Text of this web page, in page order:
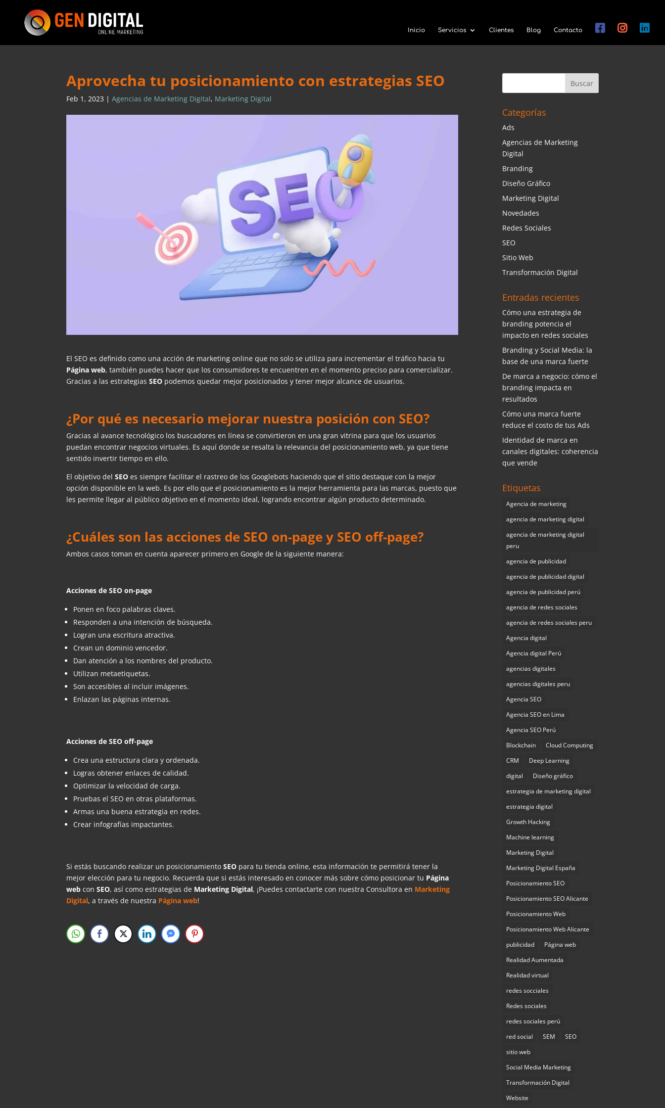
Inicio Servicios Clientes Blog Contacto
Aprovecha tu posicionamiento con estrategias SEO
Feb 1, 2023 |Agencias de Marketing Digital, Marketing Digital
El SEO es definido como una acción de marketing online que no solo se utiliza para incrementar el tráfico hacia tu
Página web, también puedes hacer que los consumidores te encuentren en el momento preciso para comercializar.
Gracias a las estrategiasSEO podemos quedar mejor posicionados y tener mejor alcance de usuarios.
¿Por qué es necesario mejorar nuestra posición con SEO?
Gracias al avance tecnológico los buscadores en línea se convirtieron en una gran vitrina para que los usuarios
puedan encontrar negocios virtuales. Es aquí donde se resalta la relevancia del posicionamiento web, ya que tiene
sentido invertir tiempo en ello.
El objetivo delSEOes siempre facilitar el rastreo de los Googlebots haciendo que el sitio destaque con la mejor
opción disponible en la web. Es por ello que el posicionamiento es la mejor herramienta para las marcas, puesto que
les permite llegar al público objetivo en el momento ideal, logrando encontrar algún producto determinado.
¿Cuáles son las acciones de SEO on-page y SEO off-page?
Ambos casos toman en cuenta aparecer primero en Google de la siguiente manera:
Acciones de SEO on-page
Ponen en foco palabras claves.
Responden a una intención de búsqueda.
Logran una escritura atractiva.
Crean un dominio vencedor.
Dan atención a los nombres del producto.
Utilizan metaetiquetas.
Son accesibles al incluir imágenes.
Enlazan las páginas internas.
Acciones de SEO off-page
Crea una estructura clara y ordenada.
Logras obtener enlaces de calidad.
Optimizar la velocidad de carga.
Pruebas el SEO en otras plataformas.
Armas una buena estrategia en redes.
Crear infografías impactantes.
Si estás buscando realizar un posicionamientoSEO para tu tienda online, esta información te permitirá tener la
mejor elección para tu negocio. Recuerda que si estás interesado en conocer más sobre cómo posicionar tu Página
web conSEO, así como estrategias de Marketing Digital, ¡Puedes contactarte con nuestra Consultora en Marketing
Digital, a través de nuestra Página web!
Categorías
Ads
Agencias de Marketing
Digital
Branding
Diseño Gráfico
Marketing Digital
Novedades
Redes Sociales
SEO
Sitio Web
Transformación Digital
Entradas recientes
Cómo una estrategia de
branding potencia el
impacto en redes sociales
Branding y Social Media: la
base de una marca fuerte
De marca a negocio: cómo el
branding impacta en
resultados
Cómo una marca fuerte
reduce el costo de tus Ads
Identidad de marca en
canales digitales: coherencia
que vende
Etiquetas
Agencia de marketing
agencia de marketing digital
agencia de marketing digital
peru
agencia de publicidad
agencia de publicidad digital
agencia de publicidad perú
agencia de redes sociales
agencia de redes sociales peru
Agencia digital
Agencia digital Perú
agencias digitales
agencias digitales peru
Agencia SEO
Agencia SEO en Lima
Agencia SEO Perú
Blockchain
Cloud Computing
CRM
Deep Learning
digital
Diseño gráfico
estrategia de marketing digital
estrategia digital
Growth Hacking
Machine learning
Marketing Digital
Marketing Digital España
Posicionamiento SEO
Posicionamiento SEO Alicante
Posicionamiento Web
Posicionamiento Web Alicante
publicidad
Página web
Realidad Aumentada
Realidad virtual
redes socciales
Redes sociales
redes sociales perú
red social
SEM
SEO
sitio web
Social Media Marketing
Transformación Digital
Website